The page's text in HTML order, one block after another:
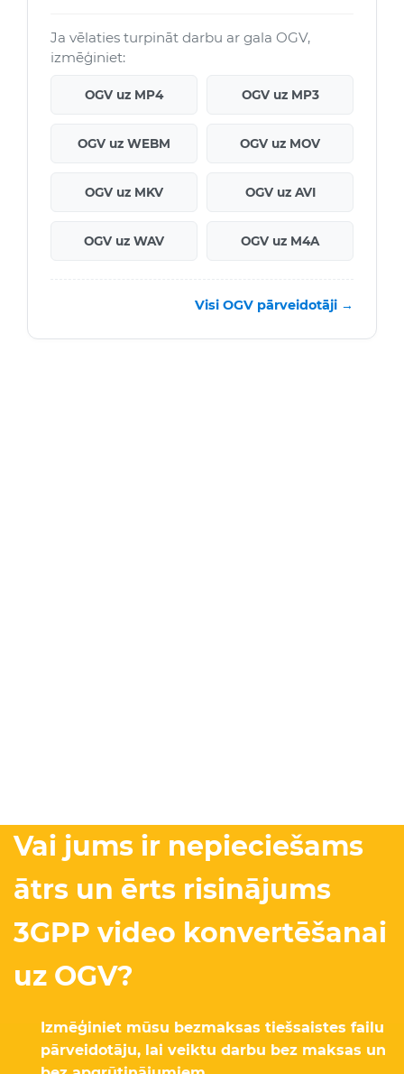
Ja vēlaties turpināt darbu ar gala OGV,
izmēģiniet:
OGV uz MP4 OGV uz MP3
OGV uz WEBM OGV uz MOV
OGV uz MKV OGV uz AVI
OGV uz WAV OGV uz M4A
Visi OGV pārveidotāji →
Vai jums ir nepieciešams
ātrs un ērts risinājums
3GPP video konvertēšanai
uz OGV?
Izmēģiniet mūsu bezmaksas tiešsaistes failu
pārveidotāju, lai veiktu darbu bez maksas un